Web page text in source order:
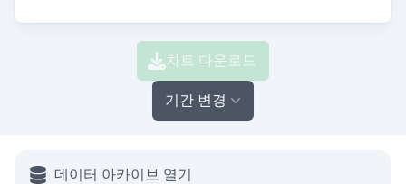
차트 다운로드
기간 변경
데이터 아카이브 열기